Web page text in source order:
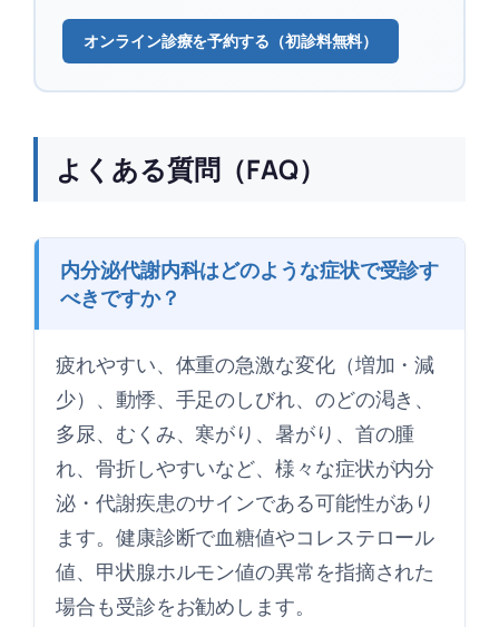
オンライン診療を予約する（初診料無料）
よくある質問（FAQ）
内分泌代謝内科はどのような症状で受診す
べきですか？
疲れやすい、体重の急激な変化（増加・減
少）、動悸、手足のしびれ、のどの渇き、
多尿、むくみ、寒がり、暑がり、首の腫
れ、骨折しやすいなど、様々な症状が内分
泌・代謝疾患のサインである可能性があり
ます。健康診断で血糖値やコレステロール
値、甲状腺ホルモン値の異常を指摘された
場合も受診をお勧めします。